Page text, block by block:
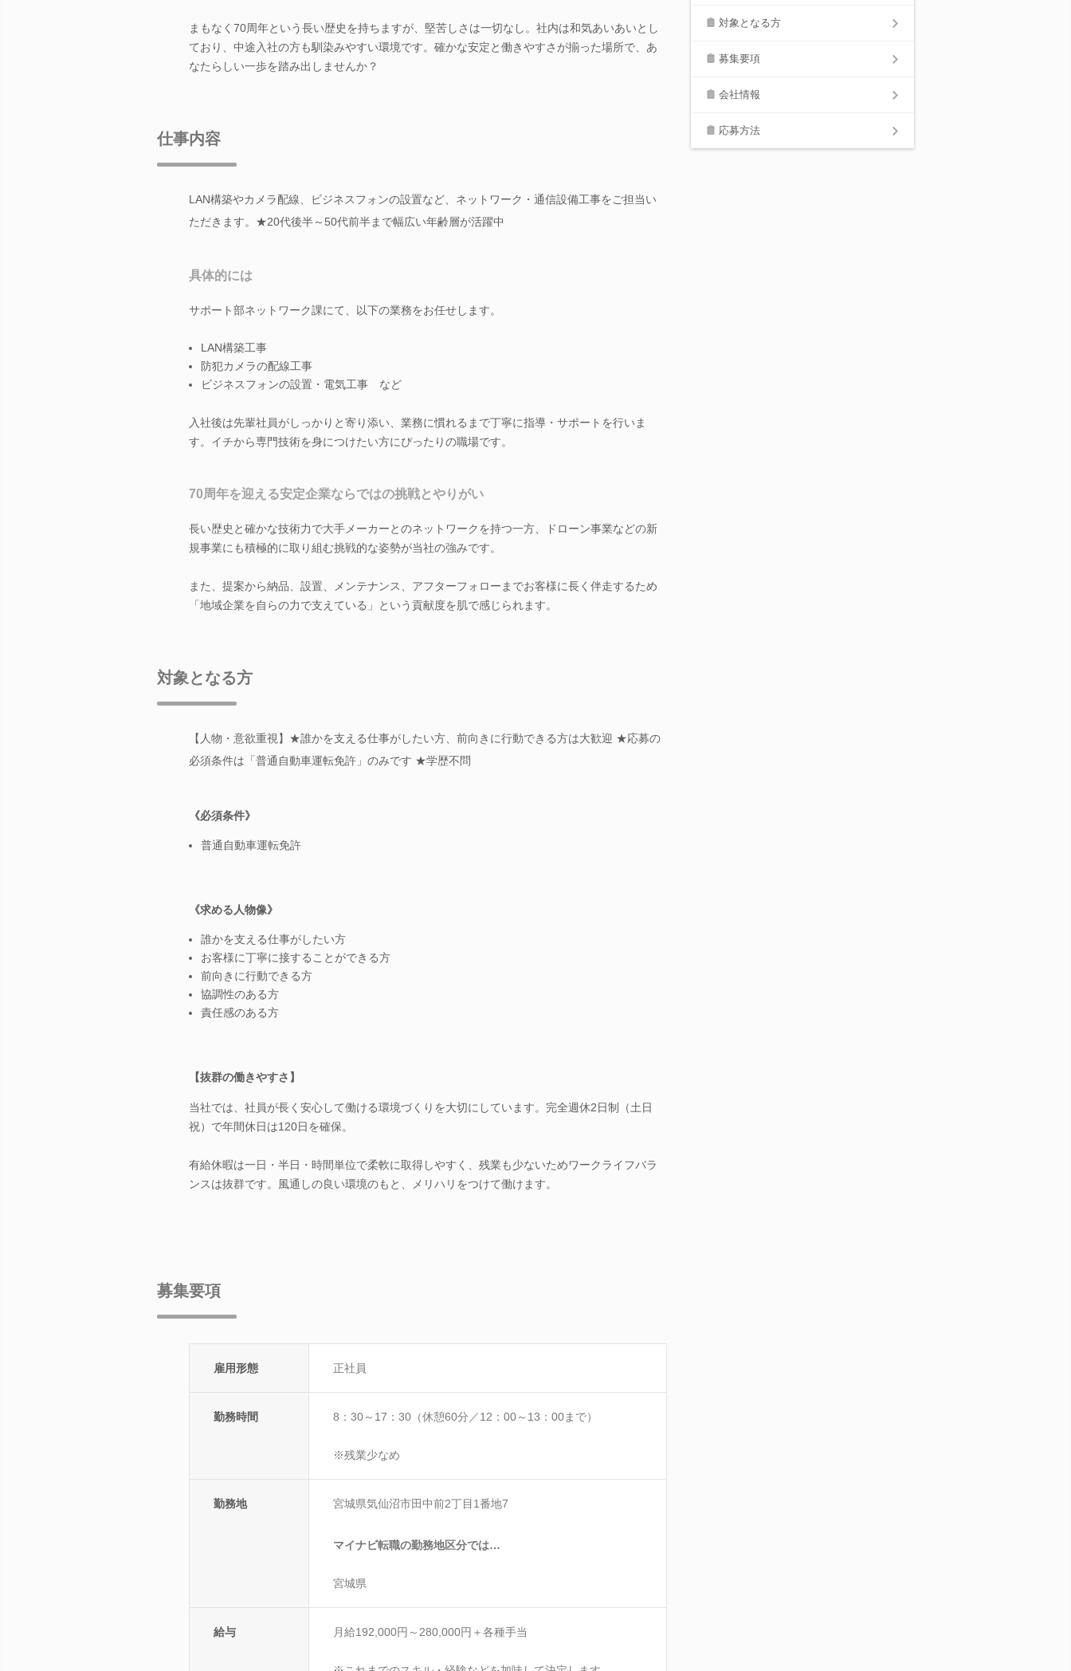
まもなく70周年という長い歴史を持ちますが、堅苦しさは一切なし。社内は和気あいあいとし
ており、中途入社の方も馴染みやすい環境です。確かな安定と働きやすさが揃った場所で、あ
なたらしい一歩を踏み出しませんか？
仕事内容
LAN構築やカメラ配線、ビジネスフォンの設置など、ネットワーク・通信設備工事をご担当い
ただきます。★20代後半～50代前半まで幅広い年齢層が活躍中
具体的には
サポート部ネットワーク課にて、以下の業務をお任せします。
LAN構築工事
防犯カメラの配線工事
ビジネスフォンの設置・電気工事 など
入社後は先輩社員がしっかりと寄り添い、業務に慣れるまで丁寧に指導・サポートを行いま
す。イチから専門技術を身につけたい方にぴったりの職場です。
70周年を迎える安定企業ならではの挑戦とやりがい
長い歴史と確かな技術力で大手メーカーとのネットワークを持つ一方、ドローン事業などの新
規事業にも積極的に取り組む挑戦的な姿勢が当社の強みです。
また、提案から納品、設置、メンテナンス、アフターフォローまでお客様に長く伴走するため
「地域企業を自らの力で支えている」という貢献度を肌で感じられます。
対象となる方
【人物・意欲重視】★誰かを支える仕事がしたい方、前向きに行動できる方は大歓迎 ★応募の
必須条件は「普通自動車運転免許」のみです ★学歴不問
《必須条件》
普通自動車運転免許
《求める人物像》
誰かを支える仕事がしたい方
お客様に丁寧に接することができる方
前向きに行動できる方
協調性のある方
責任感のある方
【抜群の働きやすさ】
当社では、社員が長く安心して働ける環境づくりを大切にしています。完全週休2日制（土日
祝）で年間休日は120日を確保。
有給休暇は一日・半日・時間単位で柔軟に取得しやすく、残業も少ないためワークライフバラ
ンスは抜群です。風通しの良い環境のもと、メリハリをつけて働けます。
募集要項
雇用形態 正社員
勤務時間 8：30～17：30（休憩60分／12：00～13：00まで）
※残業少なめ
勤務地 宮城県気仙沼市田中前2丁目1番地7
マイナビ転職の勤務地区分では…
宮城県
給与 月給192,000円～280,000円＋各種手当
対象となる方
募集要項
会社情報
応募方法